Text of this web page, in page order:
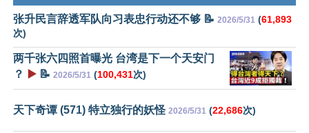
张升民言辞透军队向习表忠行动还不够 📝 2026/5/31 (61,893
次)
两千张六四照首曝光 台湾是下一个天安门
？
▶️ 📝 2026/5/31 (100,431次)
天下奇谭 (571) 特立独行的妖怪 2026/5/31 (22,686次)